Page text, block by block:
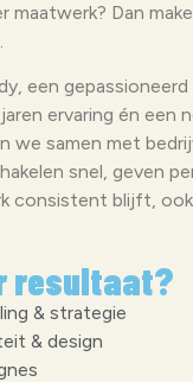
maatwerk? Dan
een
ervaring én een
we samen met
snel, geven
consistent blijft, ook
resultaat?
& strategie
& design